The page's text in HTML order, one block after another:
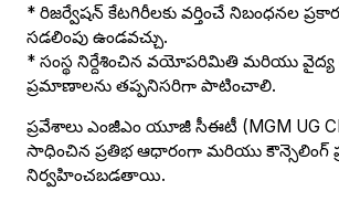
* రిజర్వేషన్ కేటగిరీలకు వర్తించే నిబంధనల
సడలింపు ఉండవచ్చు.
* సంస్థ నిర్దేశించిన వయోపరిమితి మరియు వైద్య
ప్రమాణాలను తప్పనిసరిగా పాటించాలి.
ప్రవేశాలు ఎంజీఎం యూజీ సీఈటీ (MGM UG
సాధించిన ప్రతిభ ఆధారంగా మరియు కౌన్సెలింగ్
నిర్వహించబడతాయి.